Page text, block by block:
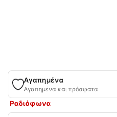
Αγαπημένα
Αγαπημένα και πρόσφατα
Ραδιόφωνα